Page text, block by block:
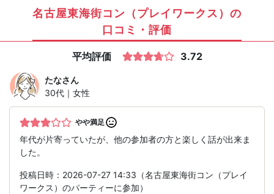
名古屋東海街コン（プレイワークス）の
口コミ・評価
平均評価 3.72
たなさん
30代｜女性
やや満足
年代が片寄っていたが、他の参加者の方と楽しく話が出来ま
した。
投稿日時：2026-07-27 14:33（名古屋東海街コン（プレイ
ワークス）のパーティーに参加）